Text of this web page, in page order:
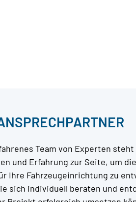
Team von Experten
und Erfahrung zur Seite, um
Ihre Fahrzeugeinrichtung zu
sich individuell beraten und